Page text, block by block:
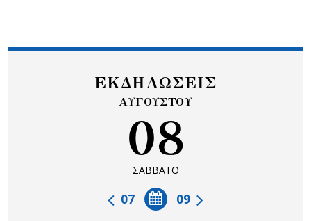
ΕΚΔΗΛΩΣΕΙΣ
ΑΥΓΟΥΣΤΟΥ
08
ΣΑΒΒΑΤΟ
09
07